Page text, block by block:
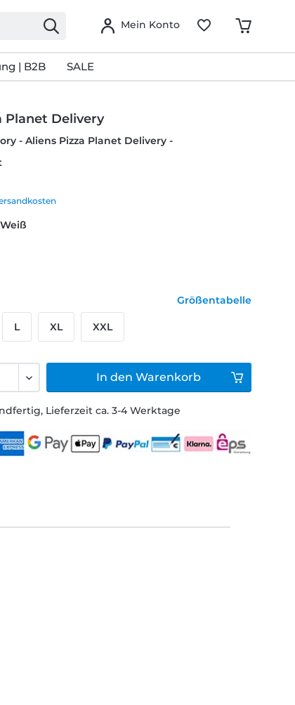
Mein Konto
| B2B SALE
Planet Delivery
- Aliens Pizza Planet Delivery -
Lieferzeit ca. 3-4 Werktage
Größentabelle
L XL XXL
In den Warenkorb